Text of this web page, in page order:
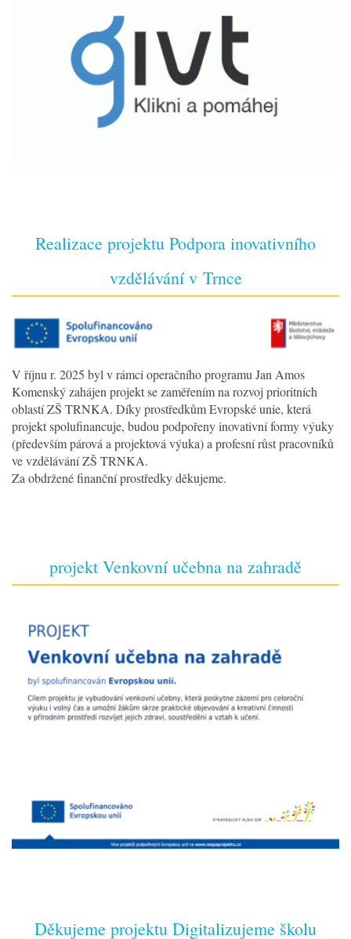
Realizace projektu Podpora inovativního
vzdělávání v Trnce
V říjnu r. 2025 byl v rámci operačního programu Jan Amos
Komenský zahájen projekt se zaměřením na rozvoj prioritních
oblastí ZŠ TRNKA. Díky prostředkům Evropské unie, která
projekt spolufinancuje, budou podpořeny inovativní formy výuky
(především párová a projektová výuka) a profesní růst pracovníků
ve vzdělávání ZŠ TRNKA.
Za obdržené finanční prostředky děkujeme.
projekt Venkovní učebna na zahradě
Děkujeme projektu Digitalizujeme školu